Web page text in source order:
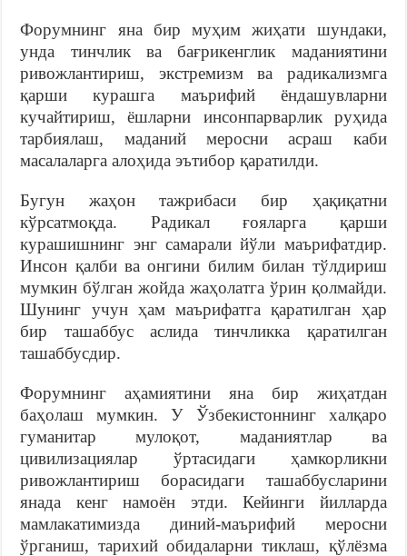
Форумнинг яна бир муҳим жиҳати шундаки,
унда тинчлик ва бағрикенглик маданиятини
ривожлантириш, экстремизм ва радикализмга
қарши курашга маърифий ёндашувларни
кучайтириш, ёшларни инсонпарварлик руҳида
тарбиялаш, маданий меросни асраш каби
масалаларга алоҳида эътибор қаратилди.
Бугун жаҳон тажрибаси бир ҳақиқатни
кўрсатмоқда. Радикал ғояларга қарши
курашишнинг энг самарали йўли маърифатдир.
Инсон қалби ва онгини билим билан тўлдириш
мумкин бўлган жойда жаҳолатга ўрин қолмайди.
Шунинг учун ҳам маърифатга қаратилган ҳар
бир ташаббус аслида тинчликка қаратилган
ташаббусдир.
Форумнинг аҳамиятини яна бир жиҳатдан
баҳолаш мумкин. У Ўзбекистоннинг халқаро
гуманитар мулоқот, маданиятлар ва
цивилизациялар ўртасидаги ҳамкорликни
ривожлантириш борасидаги ташаббусларини
янада кенг намоён этди. Кейинги йилларда
мамлакатимизда диний-маърифий меросни
ўрганиш, тарихий обидаларни тиклаш, қўлёзма